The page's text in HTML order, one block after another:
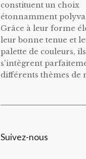
constituent un choix
étonnamment
Grâce à leur forme
leur bonne tenue et
palette de couleurs, ils
s'intègrent
différents thèmes de
Suivez-nous